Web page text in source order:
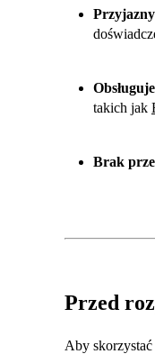
takich jak
Brak
Przed
Aby